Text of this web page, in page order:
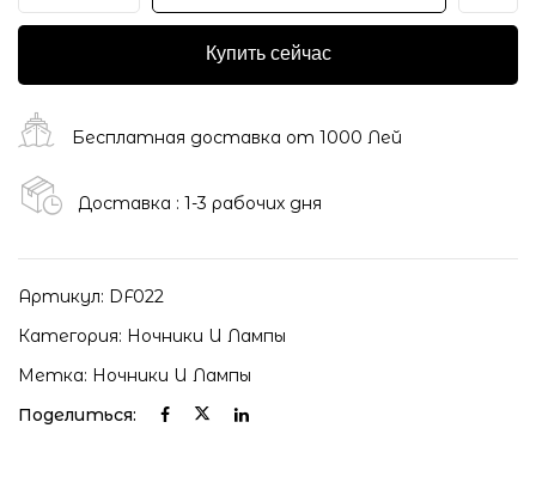
Купить сейчас
Бесплатная доставка от 1000 Лей
Доставка : 1-3 рабочих дня
Артикул: DF022
Категория: Ночники И Лампы
Метка: Ночники И Лампы
Поделиться: